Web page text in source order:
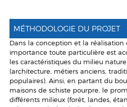
MÉTHODOLOGIE DU PROJET
Dans la conception et la réalisation
importance toute particulière est
les caractéristiques du milieu
(architecture, métiers anciens,
populaires). Ainsi, en partant du
maisons de schiste pourpre, le
différents milieux (forêt, landes,